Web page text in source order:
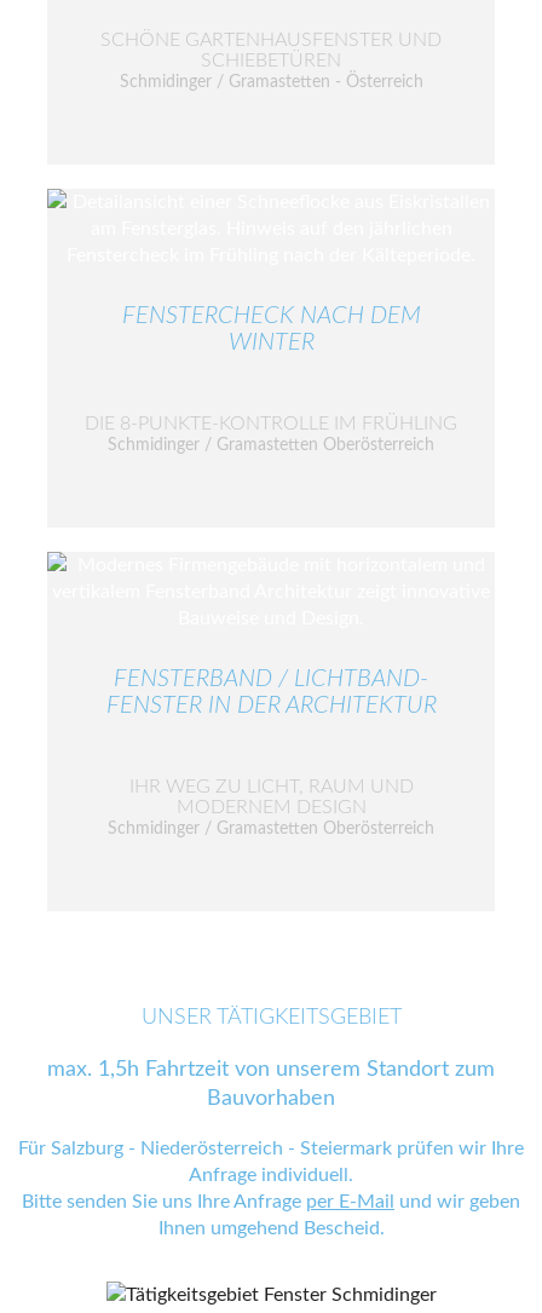
SCHÖNE GARTENHAUSFENSTER UND
SCHIEBETÜREN
Schmidinger / Gramastetten - Österreich
FENSTERCHECK NACH DEM
WINTER
DIE 8-PUNKTE-KONTROLLE IM FRÜHLING
Schmidinger / Gramastetten Oberösterreich
FENSTERBAND / LICHTBAND-
FENSTER IN DER ARCHITEKTUR
IHR WEG ZU LICHT, RAUM UND
MODERNEM DESIGN
Schmidinger / Gramastetten Oberösterreich
UNSER TÄTIGKEITSGEBIET
max. 1,5h Fahrtzeit von unserem Standort zum
Bauvorhaben
Für Salzburg - Niederösterreich - Steiermark prüfen wir Ihre
Anfrage individuell.
Bitte senden Sie uns Ihre Anfrage per E-Mail
und wir geben
Ihnen umgehend Bescheid.